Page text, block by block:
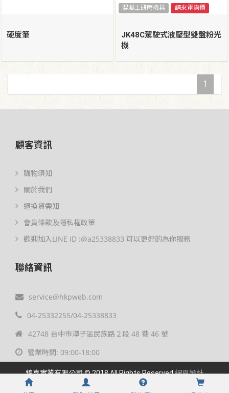
硬度筆
混凝土研磨機具 請來電詢價
JK48C駕駛式液壓型雙盤粉光
機
1
顧客資訊
購物須知
關於我們
退換貨需知
會員條款及隱私權政策
歡迎加入LINE ID :@a25338833 可以更好的為你服務
聯絡資訊
service@hkpweb.com
04-25332255/04-25338833
42748 台中市潭子區民族路２段 48 巷 46 號
營業時間: 09:00-18:00
鍠喜實業有限公司 © 2018 All Rights Reserved網頁設計